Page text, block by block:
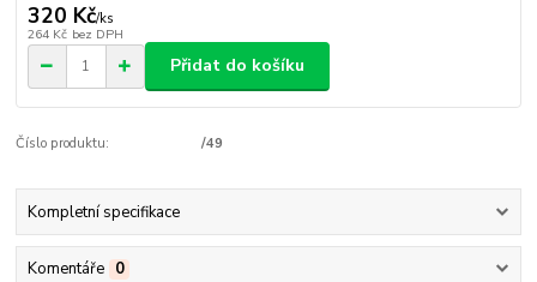
320 Kč/ks
264 Kč bez DPH
Přidat do košíku
Číslo produktu: /49
Kompletní specifikace
Komentáře 0